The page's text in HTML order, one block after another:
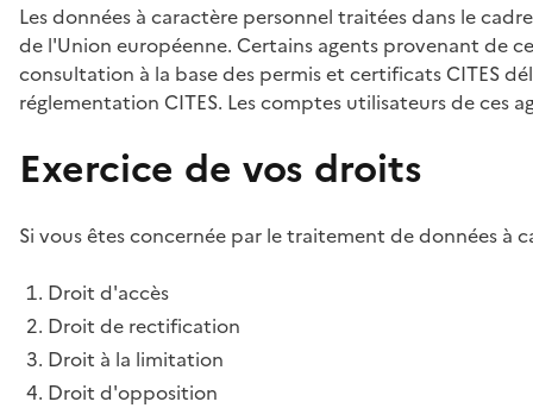
Les données à caractère personnel traitées dans le
de l'Union européenne. Certains agents provenant de
consultation à la base des permis et certificats CITES
réglementation CITES. Les comptes utilisateurs de ces
Exercice de vos droits
Si vous êtes concernée par le traitement de données à
Droit d'accès
Droit de rectification
Droit à la limitation
Droit d'opposition